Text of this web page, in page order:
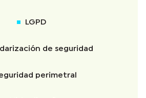
LGPD
de seguridad
perimetral